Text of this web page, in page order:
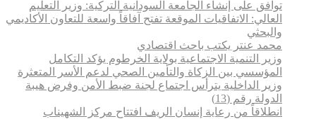
توافق على إنشاء الجامعة السودانية التركية: وزير التعليم
العالي: الاتفاقيات الموقعة تفتح آفاقاً واسعة للتعاون الأكاديمي
والبحثي
محمد عنتر يكتب باحث اقتصادي
وزير التنمية الاجتماعية بولاية الخرطوم يؤكد التكامل
المؤسسي بين الزكاة والتأمين الصحي لدعم الأسر المتعثرة
وزير الداخلية يترأس اجتماع لجنة ضبط الأمن وفرض هيبة
الدولة رقم (13)
انطلاقاً من رعاية إنسان الريف افتتاح مركز الشهيناب